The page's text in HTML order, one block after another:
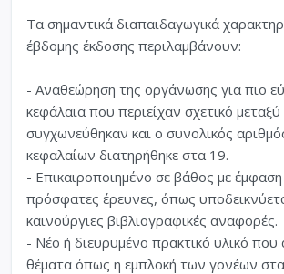
Τα σημαντικά διαπαιδαγωγικά
έβδομης έκδοσης περιλαμβάνουν:
- Αναθεώρηση της οργάνωσης για πιο
κεφάλαια που περιείχαν σχετικό
συγχωνεύθηκαν και ο συνολικός
κεφαλαίων διατηρήθηκε στα 19.
- Επικαιροποιημένο σε βάθος με έμφαση
πρόσφατες έρευνες, όπως
καινούργιες βιβλιογραφικές αναφορές.
- Νέο ή διευρυμένο πρακτικό υλικό
θέματα όπως η εμπλοκή των γονέων